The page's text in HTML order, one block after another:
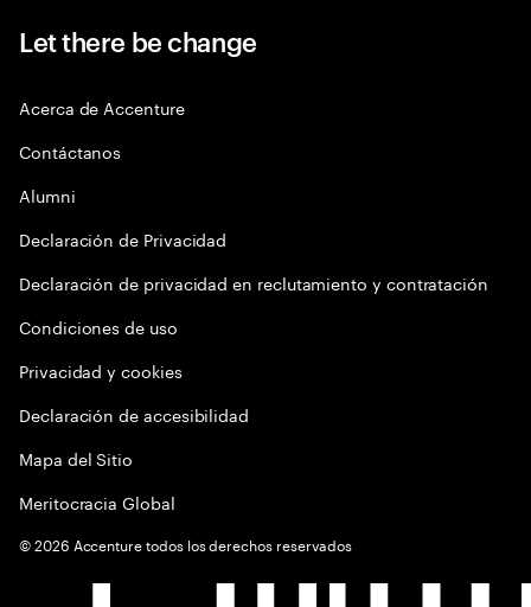
Let there be change
Acerca de Accenture
Contáctanos
Alumni
Declaración de Privacidad
Declaración de privacidad en reclutamiento y contratación
Condiciones de uso
Privacidad y cookies
Declaración de accesibilidad
Mapa del Sitio
Meritocracia Global
©2026 Accenture todos los derechos reservados